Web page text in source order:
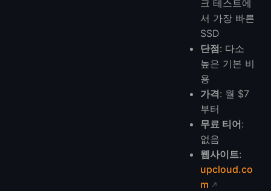
크 테스트에
서 가장 빠른
SSD
단점: 다소
높은 기본 비
용
가격: 월 $7
부터
무료 티어:
없음
웹사이트:
upcloud.co
m